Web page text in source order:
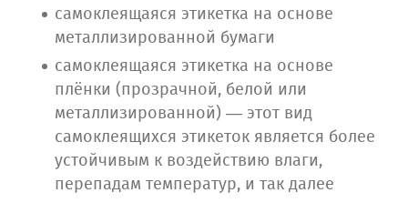
самоклеящаяся этикетка на основе
металлизированной бумаги
самоклеящаяся этикетка на основе
плёнки (прозрачной, белой или
металлизированной) — этот вид
самоклеящихся этикеток является более
устойчивым к воздействию влаги,
перепадам температур, и так далее